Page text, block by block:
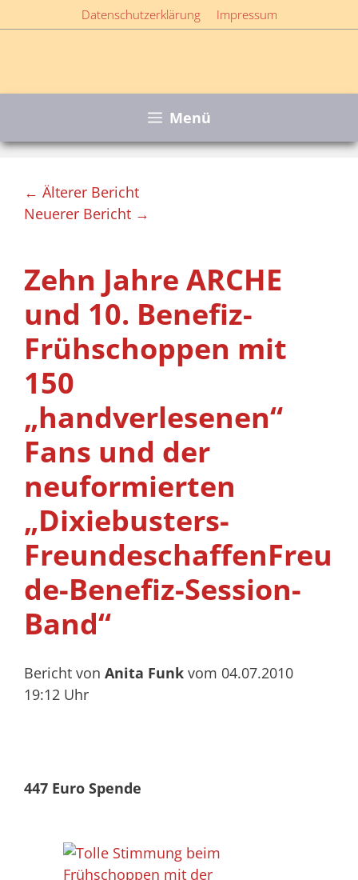
Inhalt
Datenschutzerklärung Impressum
Menü
← Älterer Bericht
Neuerer Bericht →
Zehn Jahre ARCHE
und 10. Benefiz-
Frühschoppen mit
150
„handverlesenen“
Fans und der
neuformierten
„Dixiebusters-
FreundeschaffenFreu
de-Benefiz-Session-
Band“
Bericht von Anita Funk vom 04.07.2010
19:12 Uhr
447 Euro Spende